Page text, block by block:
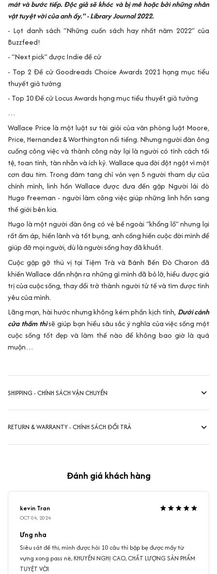
mát và bước tiếp. Độc giả sẽ khóc và bị mê hoặc bởi những nhân
vật tuyệt vời của anh ấy." - Library Journal 2022.
- Lọt danh sách “Những cuốn sách hay nhất năm 2022” của
Buzzfeed!
- “Next pick” được Indie đề cử
- Top 2 Đề cử Goodreads Choice Awards 2021 hạng mục tiểu
thuyết giả tưởng
- Top 10 Đề cử Locus Awards hạng mục tiểu thuyết giả tưởng
…
Wallace Price là một luật sư tài giỏi của văn phòng luật Moore,
Price, Hernandez & Worthington nổi tiếng. Nhưng người đàn ông
cuồng công việc và thành công này lại là người có tính cách tồi
tệ, toan tính, tàn nhẫn và ích kỷ. Wallace qua đời đột ngột vì một
cơn đau tim. Trong đám tang chỉ vỏn vẹn 5 người tham dự của
chính mình, linh hồn Wallace được đưa đến gặp Người lái đò
Hugo Freeman - người làm công việc giúp những linh hồn sang
thế giới bên kia.
Hugo là một người đàn ông có vẻ bề ngoài “khổng lồ” nhưng lại
rất ấm áp, hiền lành và tốt bụng, anh cống hiến cuộc đời mình để
giúp đỡ mọi người, dù là người sống hay đã khuất.
Cuộc gặp gỡ thú vị tại Tiệm Trà và Bánh Bến Đò Charon đã
khiến Wallace dần nhận ra những gì mình đã bỏ lỡ, hiểu được giá
trị của cuộc sống, thay đổi trở thành người tử tế và tìm được tình
yêu của mình.
Lãng mạn, hài hước nhưng không kém phần kịch tính, Dưới cánh
cửa thầm thìsẽ giúp bạn hiểu sâu sắc ý nghĩa của việc sống một
cuộc sống tốt đẹp và làm thế nào để không bao giờ là quá
muộn…
SHIPPING - CHÍNH SÁCH VẬN CHUYỂN
RETURN & WARRANTY - CHÍNH SÁCH ĐỔI TRẢ
Đánh giá khách hàng
kevin Tran
OCT 04, 2024
Ưng nha
Siêu sát đề thi, mình được hỏi 10 câu thì bập bẹ được mấy từ
vựng xong pass nè, KHUYẾN NGHỊ CAO, CHẤT LƯỢNG SẢN PHẨM
TUYỆT VỜI